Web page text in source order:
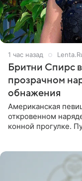
1 час назад
Бритни Спирс
прозрачном
обнажения
Американская
откровенном
конной прогулке.